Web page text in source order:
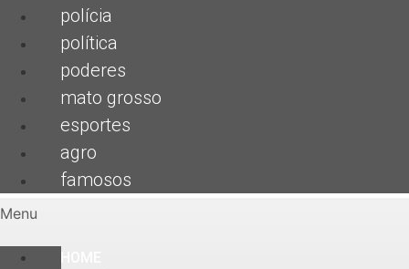
polícia
política
poderes
mato grosso
esportes
agro
famosos
Menu